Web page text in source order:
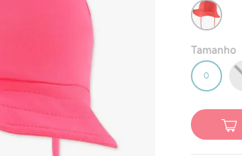
Tamanho
0